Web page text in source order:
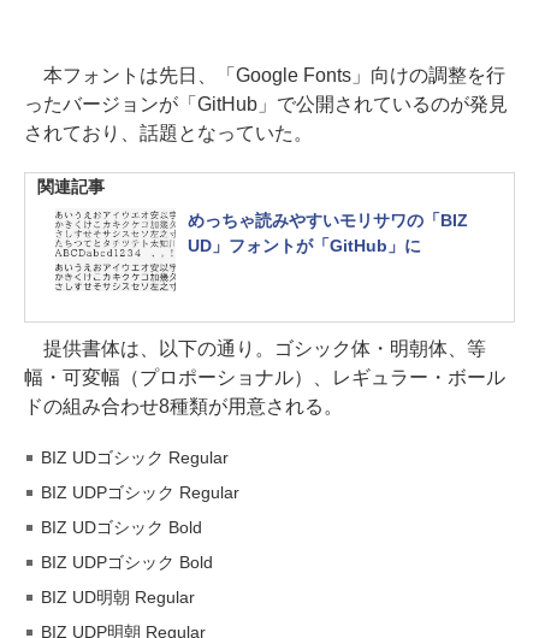
本フォントは先日、「Google Fonts」向けの調整を行
ったバージョンが「GitHub」で公開されているのが発見
されており、話題となっていた。
関連記事
めっちゃ読みやすいモリサワの「BIZ
UD」フォントが「GitHub」に
提供書体は、以下の通り。ゴシック体・明朝体、等
幅・可変幅（プロポーショナル）、レギュラー・ボール
ドの組み合わせ8種類が用意される。
BIZ UDゴシック Regular
BIZ UDPゴシック Regular
BIZ UDゴシック Bold
BIZ UDPゴシック Bold
BIZ UD明朝 Regular
BIZ UDP明朝 Regular